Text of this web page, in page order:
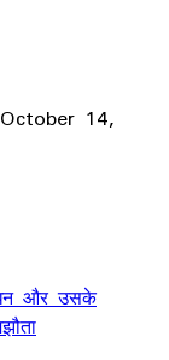
October 14,